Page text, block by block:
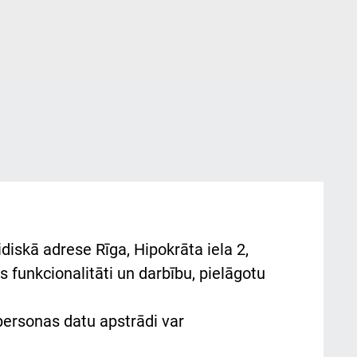
adrese Rīga, Hipokrāta iela 2,
funkcionalitāti un darbību, pielāgotu
datu apstrādi var